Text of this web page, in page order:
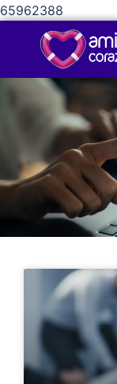
65962388